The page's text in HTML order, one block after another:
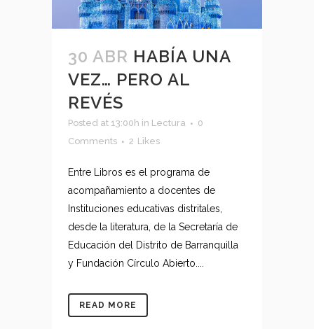
30 ABR HABÍA UNA
VEZ… PERO AL
REVÉS
Posted at 13:00h in Lectura
0
Comments
2 Likes
Entre Libros es el programa de
acompañamiento a docentes de
Instituciones educativas distritales,
desde la literatura, de la Secretaría de
Educación del Distrito de Barranquilla
y Fundación Círculo Abierto....
READ MORE